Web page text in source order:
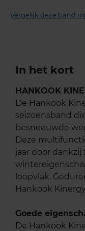
Vergelijk deze band
In het kort
HANKOOK
De Hankook
seizoensband
besneeuwde
Deze
jaar door
loopvlak.
Hankook
Goede
De Hankook